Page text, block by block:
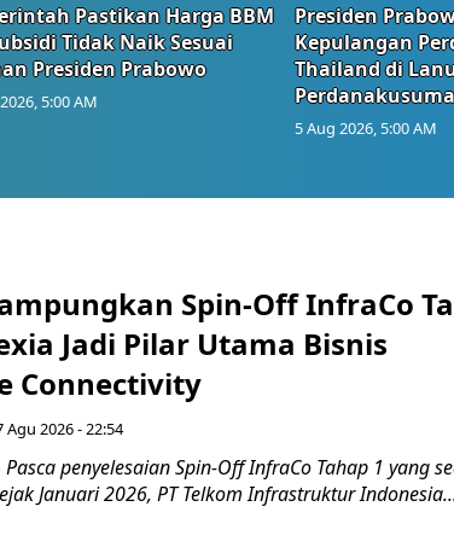
Pastikan Harga BBM
Tidak Naik Sesuai
Presiden Prabowo
5:00 AM
Presiden
Kepulangan
Thailand di
Perdanakusuma
5 Aug 2026, 5:00 AM
Spin-Off InfraCo
Jadi Pilar Utama Bisnis
Connectivity
Agu 2026 - 22:54
Pasca penyelesaian Spin-Off InfraCo Tahap 1 yang
Januari 2026, PT Telkom Infrastruktur